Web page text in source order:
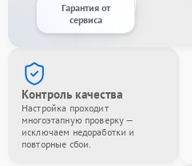
Гарантия от
сервиса
Контроль качества
Настройка проходит
многоэтапную проверку —
исключаем недоработки и
повторные сбои.